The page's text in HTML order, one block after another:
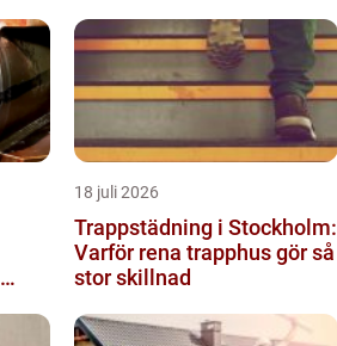
18 juli 2026
Trappstädning i Stockholm:
Varför rena trapphus gör så
stor skillnad